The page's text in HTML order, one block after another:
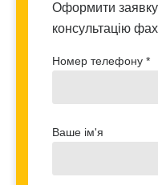
Оформити
консультацію
Номер телефону *
Ваше ім'я